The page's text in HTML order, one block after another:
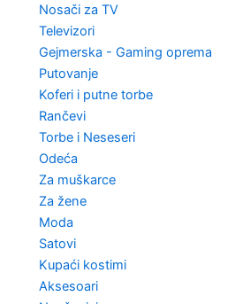
Nosači za TV
Televizori
Gejmerska - Gaming oprema
Putovanje
Koferi i putne torbe
Rančevi
Torbe i Neseseri
Odeća
Za muškarce
Za žene
Moda
Satovi
Kupaći kostimi
Aksesoari